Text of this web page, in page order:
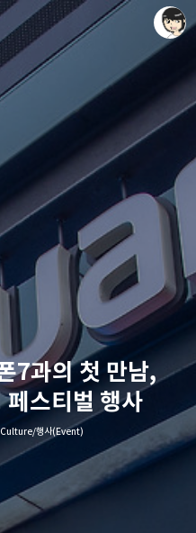
7과의 첫 만남,
스티벌 행사
Culture/행사(Event)
레이니아
레이니아